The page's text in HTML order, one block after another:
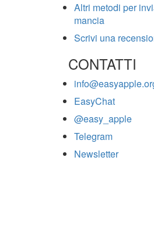
Altri metodi per
mancia
Scrivi una
CONTATTI
EasyChat
@easy_apple
Telegram
Newsletter